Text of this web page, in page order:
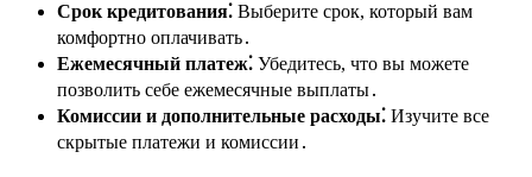
Срок кредитования⁚ Выберите срок, который вам
комфортно оплачивать․
Ежемесячный платеж⁚ Убедитесь, что вы можете
позволить себе ежемесячные выплаты․
Комиссии и дополнительные расходы⁚ Изучите все
скрытые платежи и комиссии․